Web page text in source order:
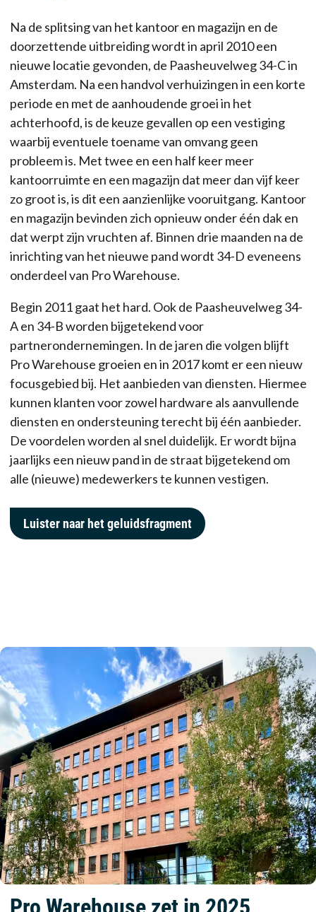
Na de splitsing van het kantoor en magazijn en de
doorzettende uitbreiding wordt in april 2010 een
nieuwe locatie gevonden, de Paasheuvelweg 34-C in
Amsterdam. Na een handvol verhuizingen in een korte
periode en met de aanhoudende groei in het
achterhoofd, is de keuze gevallen op een vestiging
waarbij eventuele toename van omvang geen
probleem is. Met twee en een half keer meer
kantoorruimte en een magazijn dat meer dan vijf keer
zo groot is, is dit een aanzienlijke vooruitgang. Kantoor
en magazijn bevinden zich opnieuw onder één dak en
dat werpt zijn vruchten af. Binnen drie maanden na de
inrichting van het nieuwe pand wordt 34-D eveneens
onderdeel van Pro Warehouse.
Begin 2011 gaat het hard. Ook de Paasheuvelweg 34-
A en 34-B worden bijgetekend voor
partnerondernemingen. In de jaren die volgen blijft
Pro Warehouse groeien en in 2017 komt er een nieuw
focusgebied bij. Het aanbieden van diensten. Hiermee
kunnen klanten voor zowel hardware als aanvullende
diensten en ondersteuning terecht bij één aanbieder.
De voordelen worden al snel duidelijk. Er wordt bijna
jaarlijks een nieuw pand in de straat bijgetekend om
alle (nieuwe) medewerkers te kunnen vestigen.
Luister naar het geluidsfragment